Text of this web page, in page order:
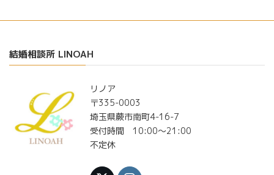
結婚相談所 LINOAH
リノア
〒335-0003
埼玉県蕨市南町4-16-7
受付時間 10:00〜21:00
不定休